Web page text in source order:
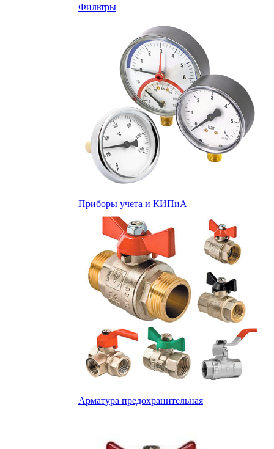
Фильтры
Приборы учета и КИПиА
Арматура предохранительная